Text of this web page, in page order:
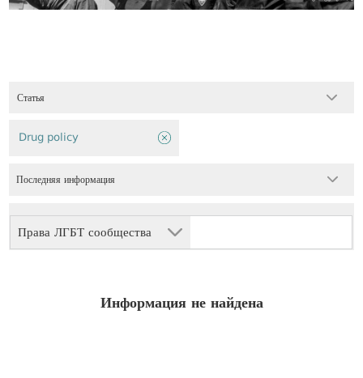
Статья
Права ЛГБТ сообщества
Drug policy
Последняя информация
Информация не найдена